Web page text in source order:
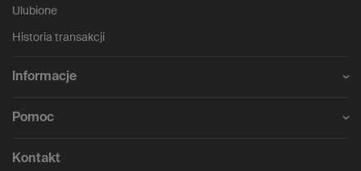
Ulubione
Historia transakcji
Informacje
Pomoc
Kontakt